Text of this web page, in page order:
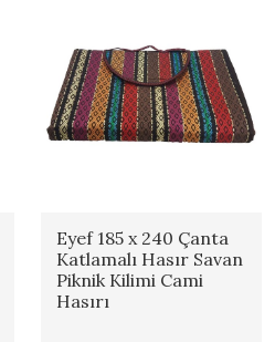
Eyef 185 x 240 Çanta
Katlamalı Hasır Savan
Piknik Kilimi Cami
Hasırı